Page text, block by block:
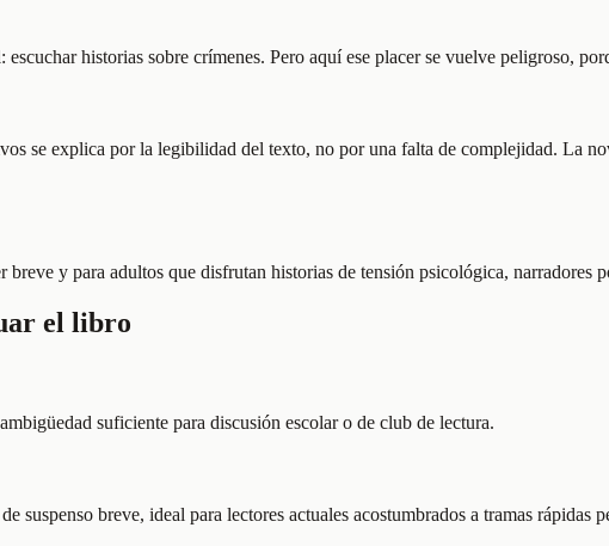
historias sobre crímenes. Pero aquí ese placer se vuelve peligroso,
se explica por la legibilidad del texto, no por una falta de complejidad. La
breve y para adultos que disfrutan historias de tensión psicológica, narradores
el libro
suficiente para discusión escolar o de club de lectura.
suspenso breve, ideal para lectores actuales acostumbrados a tramas rápidas